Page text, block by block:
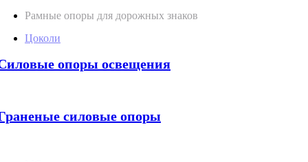
Рамные опоры для дорожных знаков
Цоколи
опоры освещения
силовые опоры